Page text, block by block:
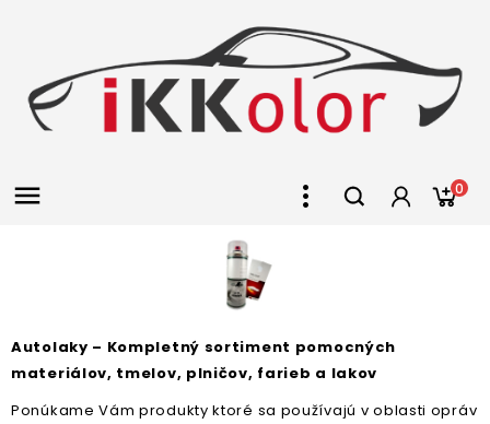
 0
Autolaky – Kompletný sortiment pomocných
materiálov, tmelov, plničov, farieb a lakov
Ponúkame Vám produkty ktoré sa používajú v oblasti opráv